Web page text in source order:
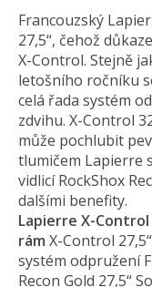
Francouzský
27,5“, čehož
X-Control. Stejně
letošního ročníku
celá řada systém
zdvihu. X-Control
může pochlubit
tlumičem Lapierre
vidlicí RockShox
dalšími benefity.
Lapierre X-Control
rám X-Control
systém odpružení
Recon Gold 27,5“